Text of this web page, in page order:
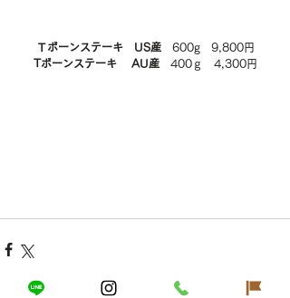
Ｔボーンステーキ　US産 600g　9,800円
Tボーンステーキ 　AU産 400ｇ　4,300円